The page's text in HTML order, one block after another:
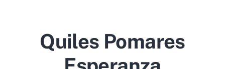
Quiles Pomares